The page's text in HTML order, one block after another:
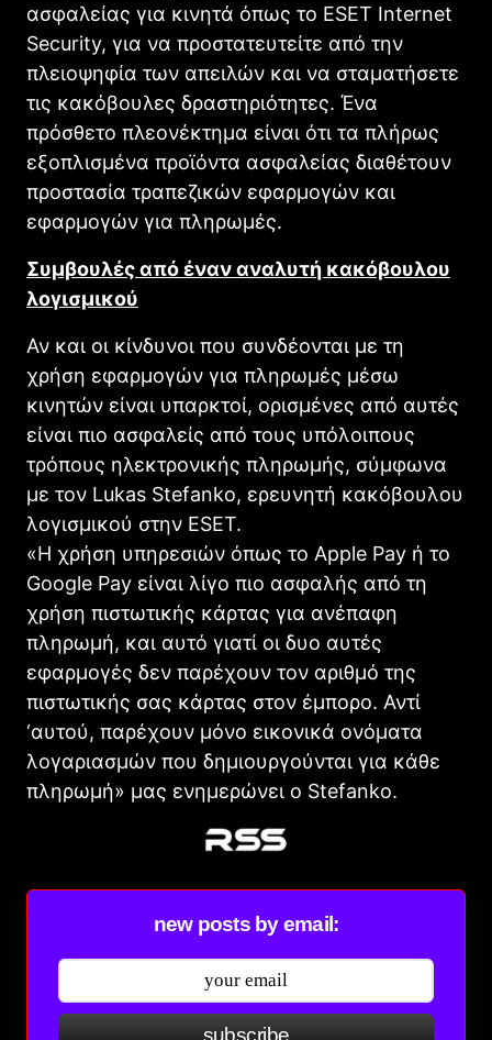
ασφαλείας για κινητά όπως το ESET Internet
Security, για να προστατευτείτε από την
πλειοψηφία των απειλών και να σταματήσετε
τις κακόβουλες δραστηριότητες. Ένα
πρόσθετο πλεονέκτημα είναι ότι τα πλήρως
εξοπλισμένα προϊόντα ασφαλείας διαθέτουν
προστασία τραπεζικών εφαρμογών και
εφαρμογών για πληρωμές.
Συμβουλές από έναν αναλυτή κακόβουλου
λογισμικού
Αν και οι κίνδυνοι που συνδέονται με τη
χρήση εφαρμογών για πληρωμές μέσω
κινητών είναι υπαρκτοί, ορισμένες από αυτές
είναι πιο ασφαλείς από τους υπόλοιπους
τρόπους ηλεκτρονικής πληρωμής, σύμφωνα
με τον Lukas Stefanko, ερευνητή κακόβουλου
λογισμικού στην ESET.
«Η χρήση υπηρεσιών όπως το Apple Pay ή το
Google Pay είναι λίγο πιο ασφαλής από τη
χρήση πιστωτικής κάρτας για ανέπαφη
πληρωμή, και αυτό γιατί οι δυο αυτές
εφαρμογές δεν παρέχουν τον αριθμό της
πιστωτικής σας κάρτας στον έμπορο. Αντί
‘αυτού, παρέχουν μόνο εικονικά ονόματα
λογαριασμών που δημιουργούνται για κάθε
πληρωμή» μας ενημερώνει ο Stefanko.
new posts by email:
subscribe